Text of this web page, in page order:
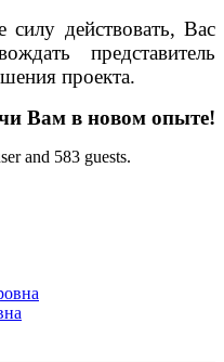
силу действовать, Вас
представитель
проекта.
Вам в новом опыте!
and 583 guests.